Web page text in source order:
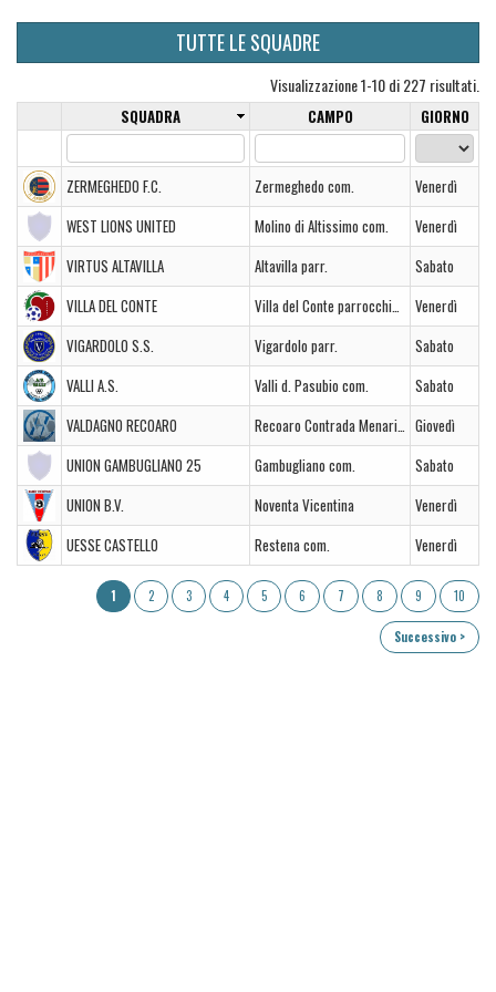
TUTTE LE SQUADRE
Visualizzazione 1-10 di 227 risultati.
SQUADRA CAMPO GIORNO
ZERMEGHEDO F.C. Zermeghedo com.
Venerdì
WEST LIONS UNITED
Molino di Altissimo com.
Venerdì
VIRTUS ALTAVILLA
Altavilla parr.
Sabato
VILLA DEL CONTE
Villa del Conte parrocchiale
Venerdì
VIGARDOLO S.S.
Vigardolo parr.
Sabato
VALLI A.S.
Valli d. Pasubio com.
Sabato
VALDAGNO RECOARO
Recoaro Contrada Menarini Giovedì
UNION GAMBUGLIANO 25
Gambugliano com.
Sabato
UNION B.V.
Noventa Vicentina
Venerdì
UESSE CASTELLO
Restena com. Venerdì
1 2 3 4 5 6 7 8 9 10
Successivo >